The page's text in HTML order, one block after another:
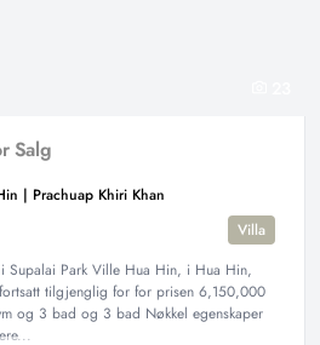
Salg
| Prachuap Khiri Khan
Villa
Supalai Park Ville Hua Hin, i Hua Hin,
tilgjenglig for for prisen 6,150,000
og 3 bad og 3 bad Nøkkel egenskaper